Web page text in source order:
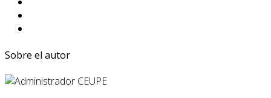
Sobre el autor